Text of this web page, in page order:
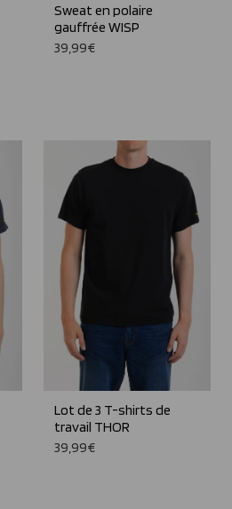
Sweat en polaire
gauffrée WISP
39,99€
Lot de 3 T-shirts de
travail THOR
39,99€